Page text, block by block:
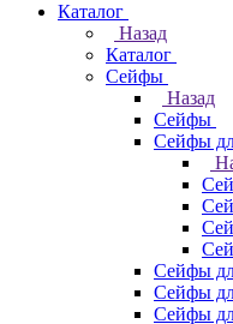
Каталог
Назад
Каталог
Cейфы
Назад
Cейфы
Cейфы
Cейфы
Cейфы
Сейфы